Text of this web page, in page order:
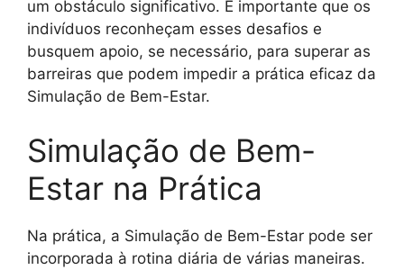
um obstáculo significativo. É importante que os
indivíduos reconheçam esses desafios e
busquem apoio, se necessário, para superar as
barreiras que podem impedir a prática eficaz da
Simulação de Bem-Estar.
Simulação de Bem-
Estar na Prática
Na prática, a Simulação de Bem-Estar pode ser
incorporada à rotina diária de várias maneiras.